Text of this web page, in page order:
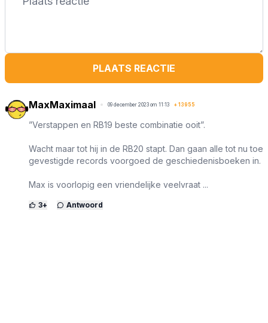
PLAATS REACTIE
MaxMaximaal 09 december 2023 om 11:13 + 13955
”Verstappen en RB19 beste combinatie ooit”.
Wacht maar tot hij in de RB20 stapt. Dan gaan alle tot nu toe
gevestigde records voorgoed de geschiedenisboeken in.
Max is voorlopig een vriendelijke veelvraat ...
3+ Antwoord